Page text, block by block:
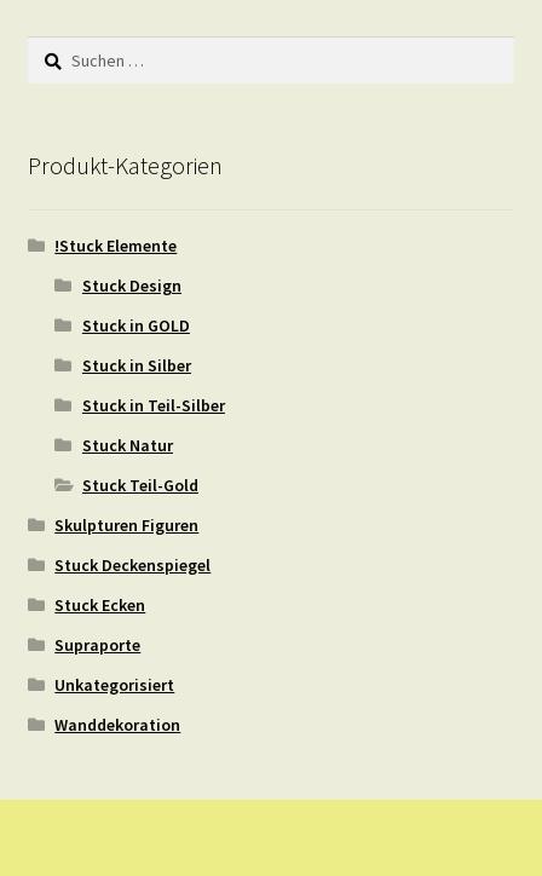
Suchen
nach:
Produkt-Kategorien
!Stuck Elemente
Stuck Design
Stuck in GOLD
Stuck in Silber
Stuck in Teil-Silber
Stuck Natur
Stuck Teil-Gold
Skulpturen Figuren
Stuck Deckenspiegel
Stuck Ecken
Supraporte
Unkategorisiert
Wanddekoration